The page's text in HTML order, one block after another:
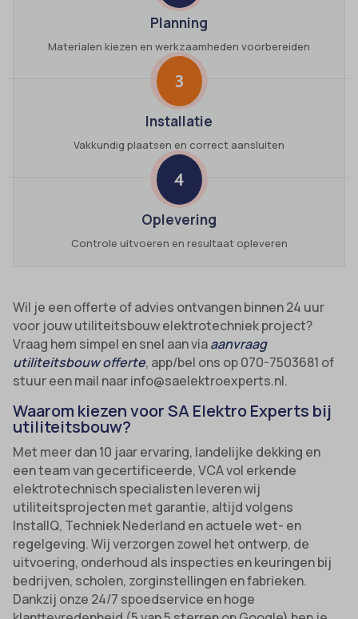
Planning
Materialen kiezen en werkzaamheden voorbereiden
3
Installatie
Vakkundig plaatsen en correct aansluiten
4
Oplevering
Controle uitvoeren en resultaat opleveren
Wil je een offerte of advies ontvangen binnen 24 uur
voor jouw utiliteitsbouw elektrotechniek project?
Vraag hem simpel en snel aan viaaanvraag
utiliteitsbouw offerte, app/bel ons op 070-7503681 of
stuur een mail naar info@saelektroexperts.nl.
Waarom kiezen voor SA Elektro Experts bij
utiliteitsbouw?
Met meer dan 10 jaar ervaring, landelijke dekking en
een team van gecertificeerde, VCA vol erkende
elektrotechnisch specialisten leveren wij
utiliteitsprojecten met garantie, altijd volgens
InstallQ, Techniek Nederland en actuele wet- en
regelgeving. Wij verzorgen zowel het ontwerp, de
uitvoering, onderhoud als inspecties en keuringen bij
bedrijven, scholen, zorginstellingen en fabrieken.
Dankzij onze 24/7 spoedservice en hoge